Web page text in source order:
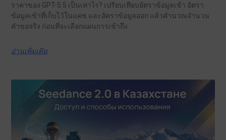
ราคาของ GPT-5.5 เป็นเท่าไร? เปรียบเทียบอัตราข้อมูลเข้า อัตรา
ข้อมูลเข้าที่เก็บไว้ในแคช และอัตราข้อมูลออก แล้วคำนวณจำนวน
คำขอจริง ก่อนที่จะเลือกแผนการเข้าถึง.
อ่านเพิ่มเติม